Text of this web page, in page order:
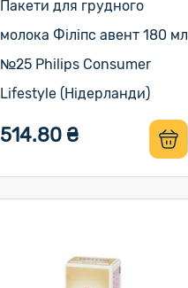
Пакети для грудного
молока Філіпс авент 180 мл
№25 Philips Consumer
Lifestyle (Нідерланди)
514.80 ₴